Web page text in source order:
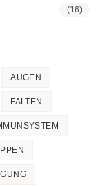
(16)
AUGEN
FALTEN